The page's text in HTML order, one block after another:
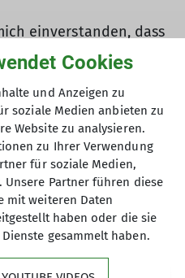
einverstanden, dass
eingegebenen
und zum Zweck
verarbeitet und
bekannt, dass ich
wiederrufen
Absenden
Cookies
und Anzeigen zu
soziale Medien anbieten zu
Website zu analysieren.
zu Ihrer Verwendung
für soziale Medien,
Unsere Partner führen diese
mit weiteren Daten
haben oder die sie
gesammelt haben.